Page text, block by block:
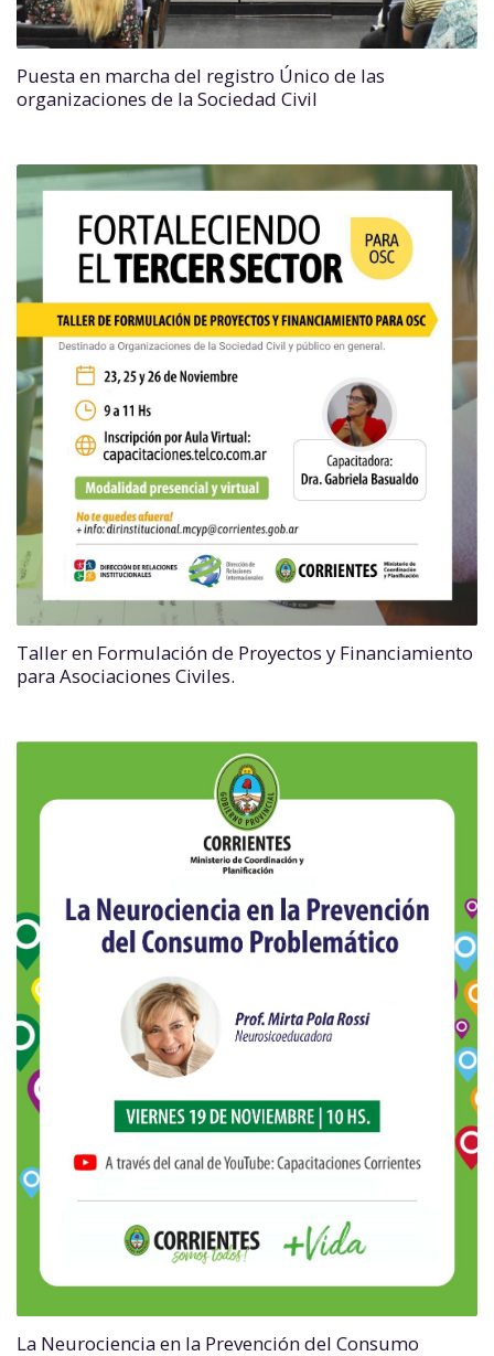
Puesta en marcha del registro Único de las
organizaciones de la Sociedad Civil
Taller en Formulación de Proyectos y Financiamiento
para Asociaciones Civiles.
La Neurociencia en la Prevención del Consumo